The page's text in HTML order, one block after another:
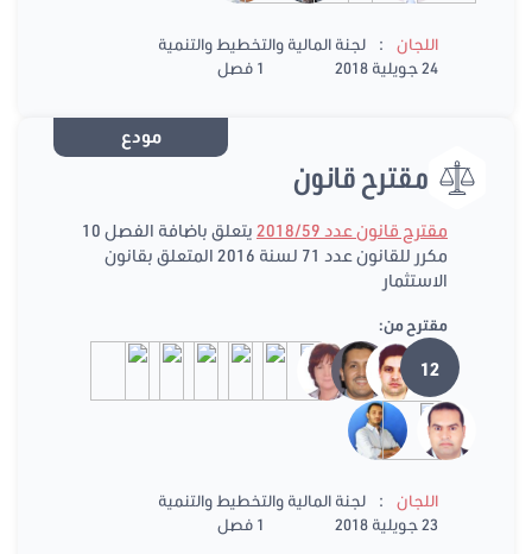
اللجان :
لجنة المالية والتخطيط والتنمية
24 جويلية 2018
1 فصل
مودع
مقترح قانون
مقترح قانون عدد 2018/59
يتعلق باضافة الفصل 10
مكرر للقانون عدد 71 لسنة 2016 المتعلق بقانون
الاستثمار
مقترح من:
12
اللجان :
لجنة المالية والتخطيط والتنمية
23 جويلية 2018
1 فصل